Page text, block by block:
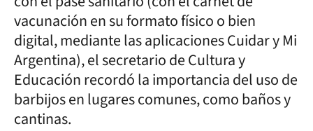
vacunación en su formato físico o bien
digital, mediante las aplicaciones Cuidar y Mi
Argentina), el secretario de Cultura y
Educación recordó la importancia del uso de
barbijos en lugares comunes, como baños y
cantinas.